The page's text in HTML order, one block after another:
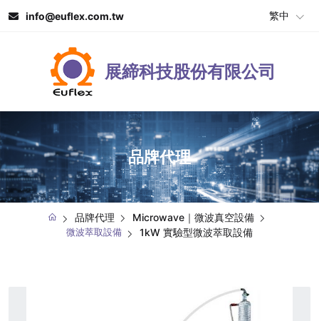
info@euflex.com.tw 繁中
展締科技股份有限公司
品牌代理
品牌代理 Microwave｜微波真空設備
微波萃取設備 1kW 實驗型微波萃取設備